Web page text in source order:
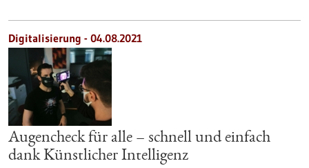
Digitalisierung - 04.08.2021
Augencheck für alle – schnell und einfach
dank Künstlicher Intelligenz